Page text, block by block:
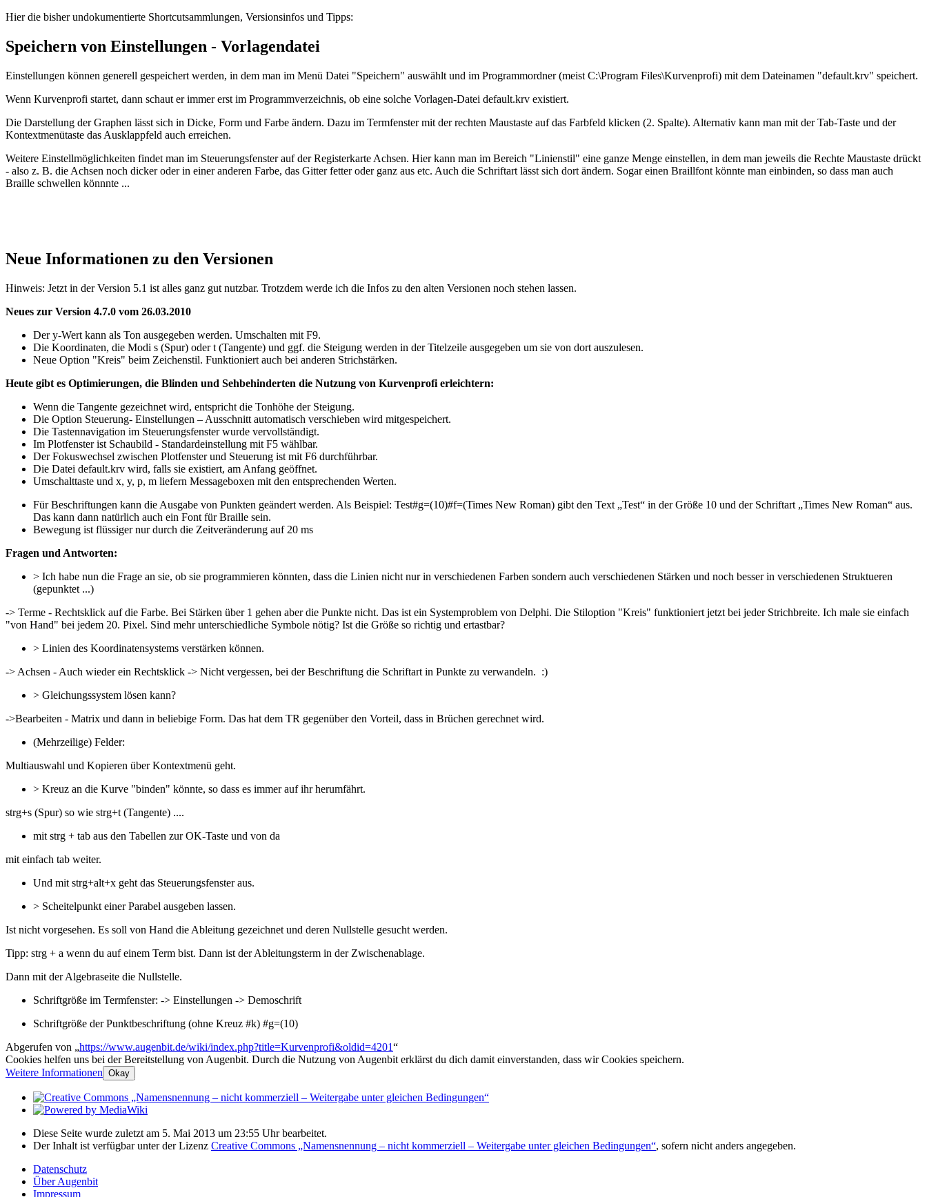
Hier die bisher undokumentierte Shortcutsammlungen, Versionsinfos und Tipps:
Speichern von Einstellungen - Vorlagendatei
Einstellungen können generell gespeichert werden, in dem man im Menü Datei "Speichern" auswählt und im Programmordner (meist C:\Program Files\Kurvenprofi) mit dem Dateinamen "default.krv" speichert.
Wenn Kurvenprofi startet, dann schaut er immer erst im Programmverzeichnis, ob eine solche Vorlagen-Datei default.krv existiert.
Die Darstellung der Graphen lässt sich in Dicke, Form und Farbe ändern. Dazu im Termfenster mit der rechten Maustaste auf das Farbfeld klicken (2. Spalte). Alternativ kann man mit der Tab-Taste und der
Kontextmenütaste das Ausklappfeld auch erreichen.
Weitere Einstellmöglichkeiten findet man im Steuerungsfenster auf der Registerkarte Achsen. Hier kann man im Bereich "Linienstil" eine ganze Menge einstellen, in dem man jeweils die Rechte Maustaste drückt
- also z. B. die Achsen noch dicker oder in einer anderen Farbe, das Gitter fetter oder ganz aus etc. Auch die Schriftart lässt sich dort ändern. Sogar einen Braillfont könnte man einbinden, so dass man auch
Braille schwellen könnnte ...
Neue Informationen zu den Versionen
Hinweis: Jetzt in der Version 5.1 ist alles ganz gut nutzbar. Trotzdem werde ich die Infos zu den alten Versionen noch stehen lassen.
Neues zur Version 4.7.0 vom 26.03.2010
Der y-Wert kann als Ton ausgegeben werden. Umschalten mit F9.
Die Koordinaten, die Modi s (Spur) oder t (Tangente) und ggf. die Steigung werden in der Titelzeile ausgegeben um sie von dort auszulesen.
Neue Option "Kreis" beim Zeichenstil. Funktioniert auch bei anderen Strichstärken.
Heute gibt es Optimierungen, die Blinden und Sehbehinderten die Nutzung von Kurvenprofi erleichtern:
Wenn die Tangente gezeichnet wird, entspricht die Tonhöhe der Steigung.
Die Option Steuerung- Einstellungen – Ausschnitt automatisch verschieben wird mitgespeichert.
Die Tastennavigation im Steuerungsfenster wurde vervollständigt.
Im Plotfenster ist Schaubild - Standardeinstellung mit F5 wählbar.
Der Fokuswechsel zwischen Plotfenster und Steuerung ist mit F6 durchführbar.
Die Datei default.krv wird, falls sie existiert, am Anfang geöffnet.
Umschalttaste und x, y, p, m liefern Messageboxen mit den entsprechenden Werten.
Für Beschriftungen kann die Ausgabe von Punkten geändert werden. Als Beispiel: Test#g=(10)#f=(Times New Roman) gibt den Text „Test“ in der Größe 10 und der Schriftart „Times New Roman“ aus.
Das kann dann natürlich auch ein Font für Braille sein.
Bewegung ist flüssiger nur durch die Zeitveränderung auf 20 ms
Fragen und Antworten:
> Ich habe nun die Frage an sie, ob sie programmieren könnten, dass die Linien nicht nur in verschiedenen Farben sondern auch verschiedenen Stärken und noch besser in verschiedenen Struktueren
(gepunktet ...)
-> Terme - Rechtsklick auf die Farbe. Bei Stärken über 1 gehen aber die Punkte nicht. Das ist ein Systemproblem von Delphi. Die Stiloption "Kreis" funktioniert jetzt bei jeder Strichbreite. Ich male sie einfach
"von Hand" bei jedem 20. Pixel. Sind mehr unterschiedliche Symbole nötig? Ist die Größe so richtig und ertastbar?
> Linien des Koordinatensystems verstärken können.
-> Achsen - Auch wieder ein Rechtsklick -> Nicht vergessen, bei der Beschriftung die Schriftart in Punkte zu verwandeln. :)
> Gleichungssystem lösen kann?
->Bearbeiten - Matrix und dann in beliebige Form. Das hat dem TR gegenüber den Vorteil, dass in Brüchen gerechnet wird.
(Mehrzeilige) Felder:
Multiauswahl und Kopieren über Kontextmenü geht.
> Kreuz an die Kurve "binden" könnte, so dass es immer auf ihr herumfährt.
strg+s (Spur) so wie strg+t (Tangente) ....
mit strg + tab aus den Tabellen zur OK-Taste und von da
mit einfach tab weiter.
Und mit strg+alt+x geht das Steuerungsfenster aus.
> Scheitelpunkt einer Parabel ausgeben lassen.
Ist nicht vorgesehen. Es soll von Hand die Ableitung gezeichnet und deren Nullstelle gesucht werden.
Tipp: strg + a wenn du auf einem Term bist. Dann ist der Ableitungsterm in der Zwischenablage.
Dann mit der Algebraseite die Nullstelle.
Schriftgröße im Termfenster: -> Einstellungen -> Demoschrift
Schriftgröße der Punktbeschriftung (ohne Kreuz #k) #g=(10)
Abgerufen von „https://www.augenbit.de/wiki/index.php?title=Kurvenprofi&oldid=4201“
Cookies helfen uns bei der Bereitstellung von Augenbit. Durch die Nutzung von Augenbit erklärst du dich damit einverstanden, dass wir Cookies speichern.
Weitere Informationen Okay
Diese Seite wurde zuletzt am 5. Mai 2013 um 23:55 Uhr bearbeitet.
Der Inhalt ist verfügbar unter der Lizenz Creative Commons „Namensnennung – nicht kommerziell – Weitergabe unter gleichen Bedingungen“, sofern nicht anders angegeben.
Datenschutz
Über Augenbit
Impressum